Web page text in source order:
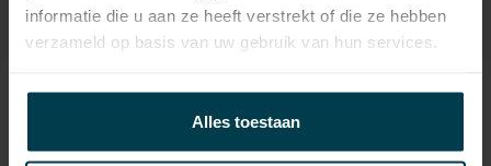
informatie die u aan ze heeft verstrekt of die ze hebben
verzameld op basis van uw gebruik van hun services.
Alles toestaan
Contact informatie
verkoop@automakelaaraanhuis.nl